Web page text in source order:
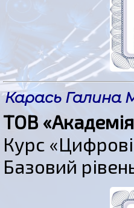
Карась Галина
ТОВ
Курс
Базовий